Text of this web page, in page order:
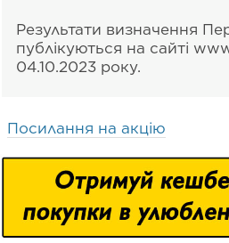
Результати визначення
публікуються на сайті
04.10.2023 року.
Посилання на акцію